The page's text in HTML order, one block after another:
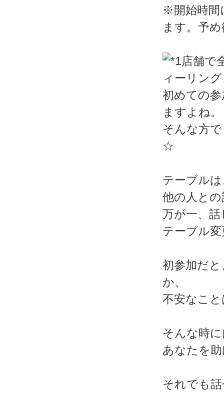
※開始時間
ます。予
初めての
ますよね。
そんな方
☆
テーブル
他の人と
万が一、
テーブル
初参加だ
か、
不安なこ
そんな時
あなたを
それでも